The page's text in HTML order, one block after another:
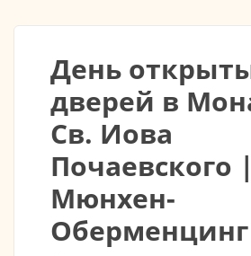
День
дверей в
Св. Иова
Почаевского |
Мюнхен-
Оберменцинг